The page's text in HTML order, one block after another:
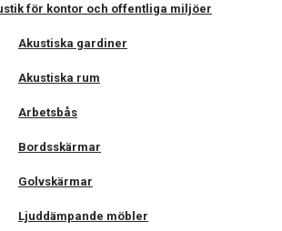
för kontor och offentliga miljöer
Akustiska gardiner
Akustiska rum
Arbetsbås
Bordsskärmar
Golvskärmar
Ljuddämpande möbler